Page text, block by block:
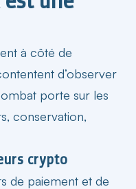
à côté de
d’observer
porte sur les
, conservation,
crypto
de paiement et de